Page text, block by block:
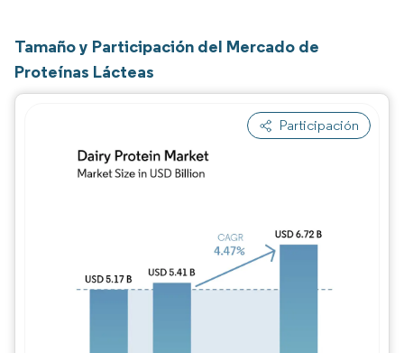
Tamaño y Participación del Mercado de
Proteínas Lácteas
Participación